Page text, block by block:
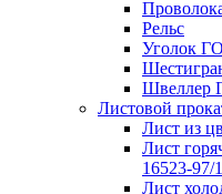
Рельс
Уголок
Швеллер
Листовой
Лист из
Лист
16523-97/
Лист